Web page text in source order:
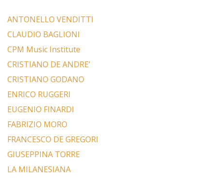
ANTONELLO VENDITTI
CLAUDIO BAGLIONI
CPM Music Institute
CRISTIANO DE ANDRE’
CRISTIANO GODANO
ENRICO RUGGERI
EUGENIO FINARDI
FABRIZIO MORO
FRANCESCO DE GREGORI
GIUSEPPINA TORRE
LA MILANESIANA